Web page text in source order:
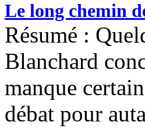
Le long chemin
Résumé :
Blanchard
manque
débat pour